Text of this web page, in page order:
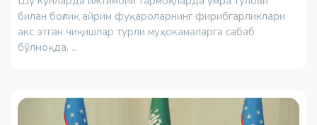
билан боғлиқ айрим фуқароларнинг фирибгарликлари
акс этган чиқишлар турли муҳокамаларга сабаб
бўлмоқда. ...